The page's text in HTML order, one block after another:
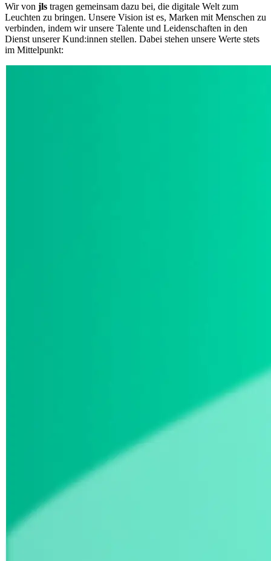
Wir von jls tragen gemeinsam dazu bei, die digitale Welt zum
Leuchten zu bringen. Unsere Vision ist es, Marken mit Menschen zu
verbinden, indem wir unsere Talente und Leidenschaften in den
Dienst unserer Kund:innen stellen. Dabei stehen unsere Werte stets
im Mittelpunkt: